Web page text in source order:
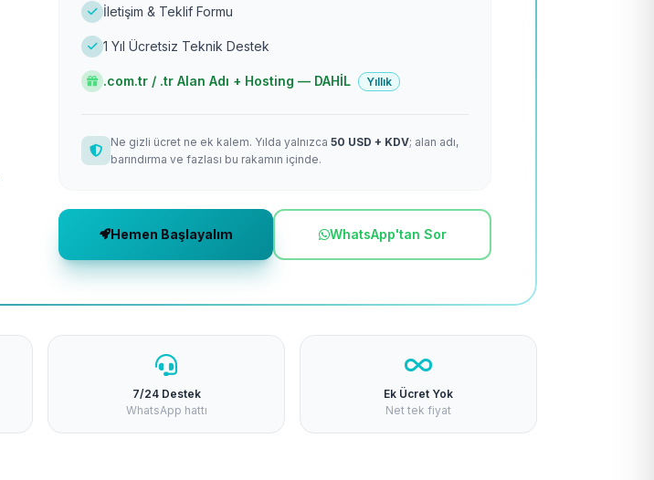
İletişim & Teklif Formu
1 Yıl Ücretsiz Teknik Destek
.com.tr / .tr Alan Adı + Hosting — DAHİL Yıllık
Ne gizli ücret ne ek kalem. Yılda yalnızca 50 USD + KDV; alan adı,
barındırma ve fazlası bu rakamın içinde.
Hemen Başlayalım WhatsApp'tan Sor
7/24 Destek
WhatsApp hattı
Ek Ücret Yok
Net tek fiyat